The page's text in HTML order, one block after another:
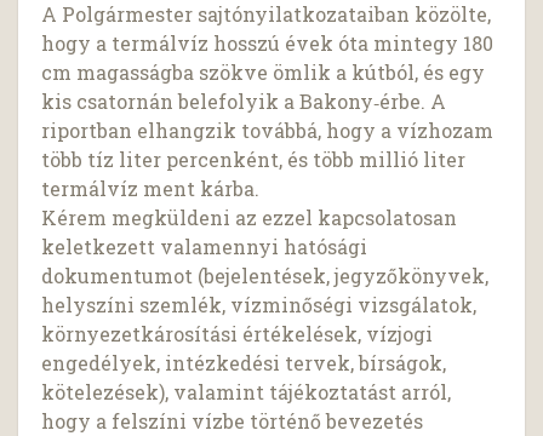
A Polgármester sajtónyilatkozataiban közölte,
hogy a termálvíz hosszú évek óta mintegy 180
cm magasságba szökve ömlik a kútból, és egy
kis csatornán belefolyik a Bakony‑érbe. A
riportban elhangzik továbbá, hogy a vízhozam
több tíz liter percenként, és több millió liter
termálvíz ment kárba.
Kérem megküldeni az ezzel kapcsolatosan
keletkezett valamennyi hatósági
dokumentumot (bejelentések, jegyzőkönyvek,
helyszíni szemlék, vízminőségi vizsgálatok,
környezetkárosítási értékelések, vízjogi
engedélyek, intézkedési tervek, bírságok,
kötelezések), valamint tájékoztatást arról,
hogy a felszíni vízbe történő bevezetés